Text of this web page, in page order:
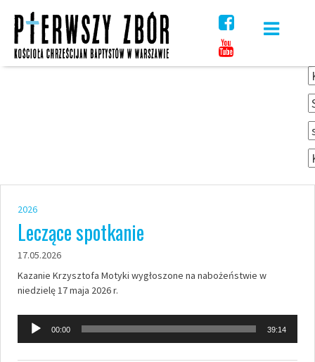
content
2026
Leczące spotkanie
17.05.2026
Kazanie Krzysztofa Motyki wygłoszone na nabożeństwie w
niedzielę 17 maja 2026 r.
Odtwarzacz
plików
00:00 39:14